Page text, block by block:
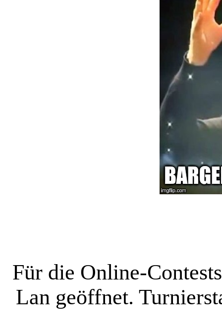
Für die Online-
Lan geöffnet.